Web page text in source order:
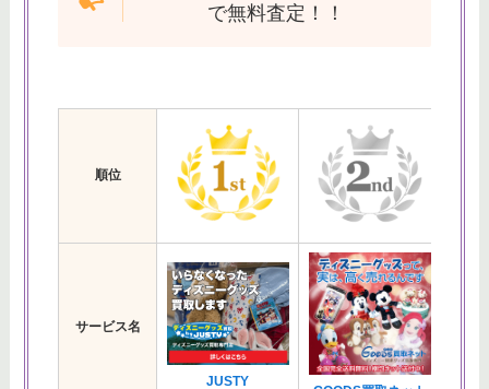
で無料査定！！
順位
サービス名
JUSTY